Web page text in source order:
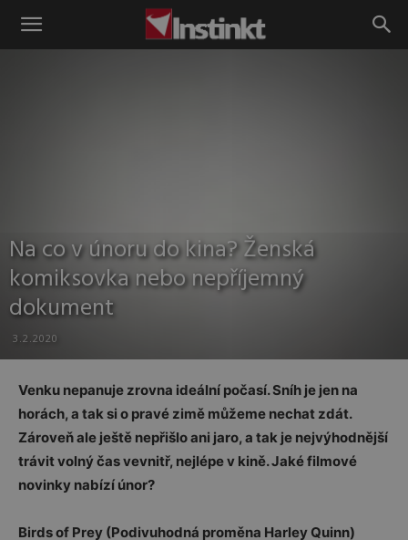
Instinkt
Na co v únoru do kina? Ženská
komiksovka nebo nepříjemný
dokument
3.2.2020
Venku nepanuje zrovna ideální počasí. Sníh je jen na
horách, a tak si o pravé zimě můžeme nechat zdát.
Zároveň ale ještě nepřišlo ani jaro, a tak je nejvýhodnější
trávit volný čas vevnitř, nejlépe v kině. Jaké filmové
novinky nabízí únor?
Birds of Prey (Podivuhodná proměna Harley Quinn)